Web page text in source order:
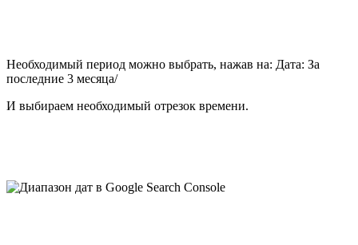
Необходимый период можно выбрать, нажав на: Дата: За
последние 3 месяца/
И выбираем необходимый отрезок времени.